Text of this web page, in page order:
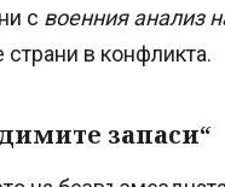
с военния анализ
в конфликта.
запаси“